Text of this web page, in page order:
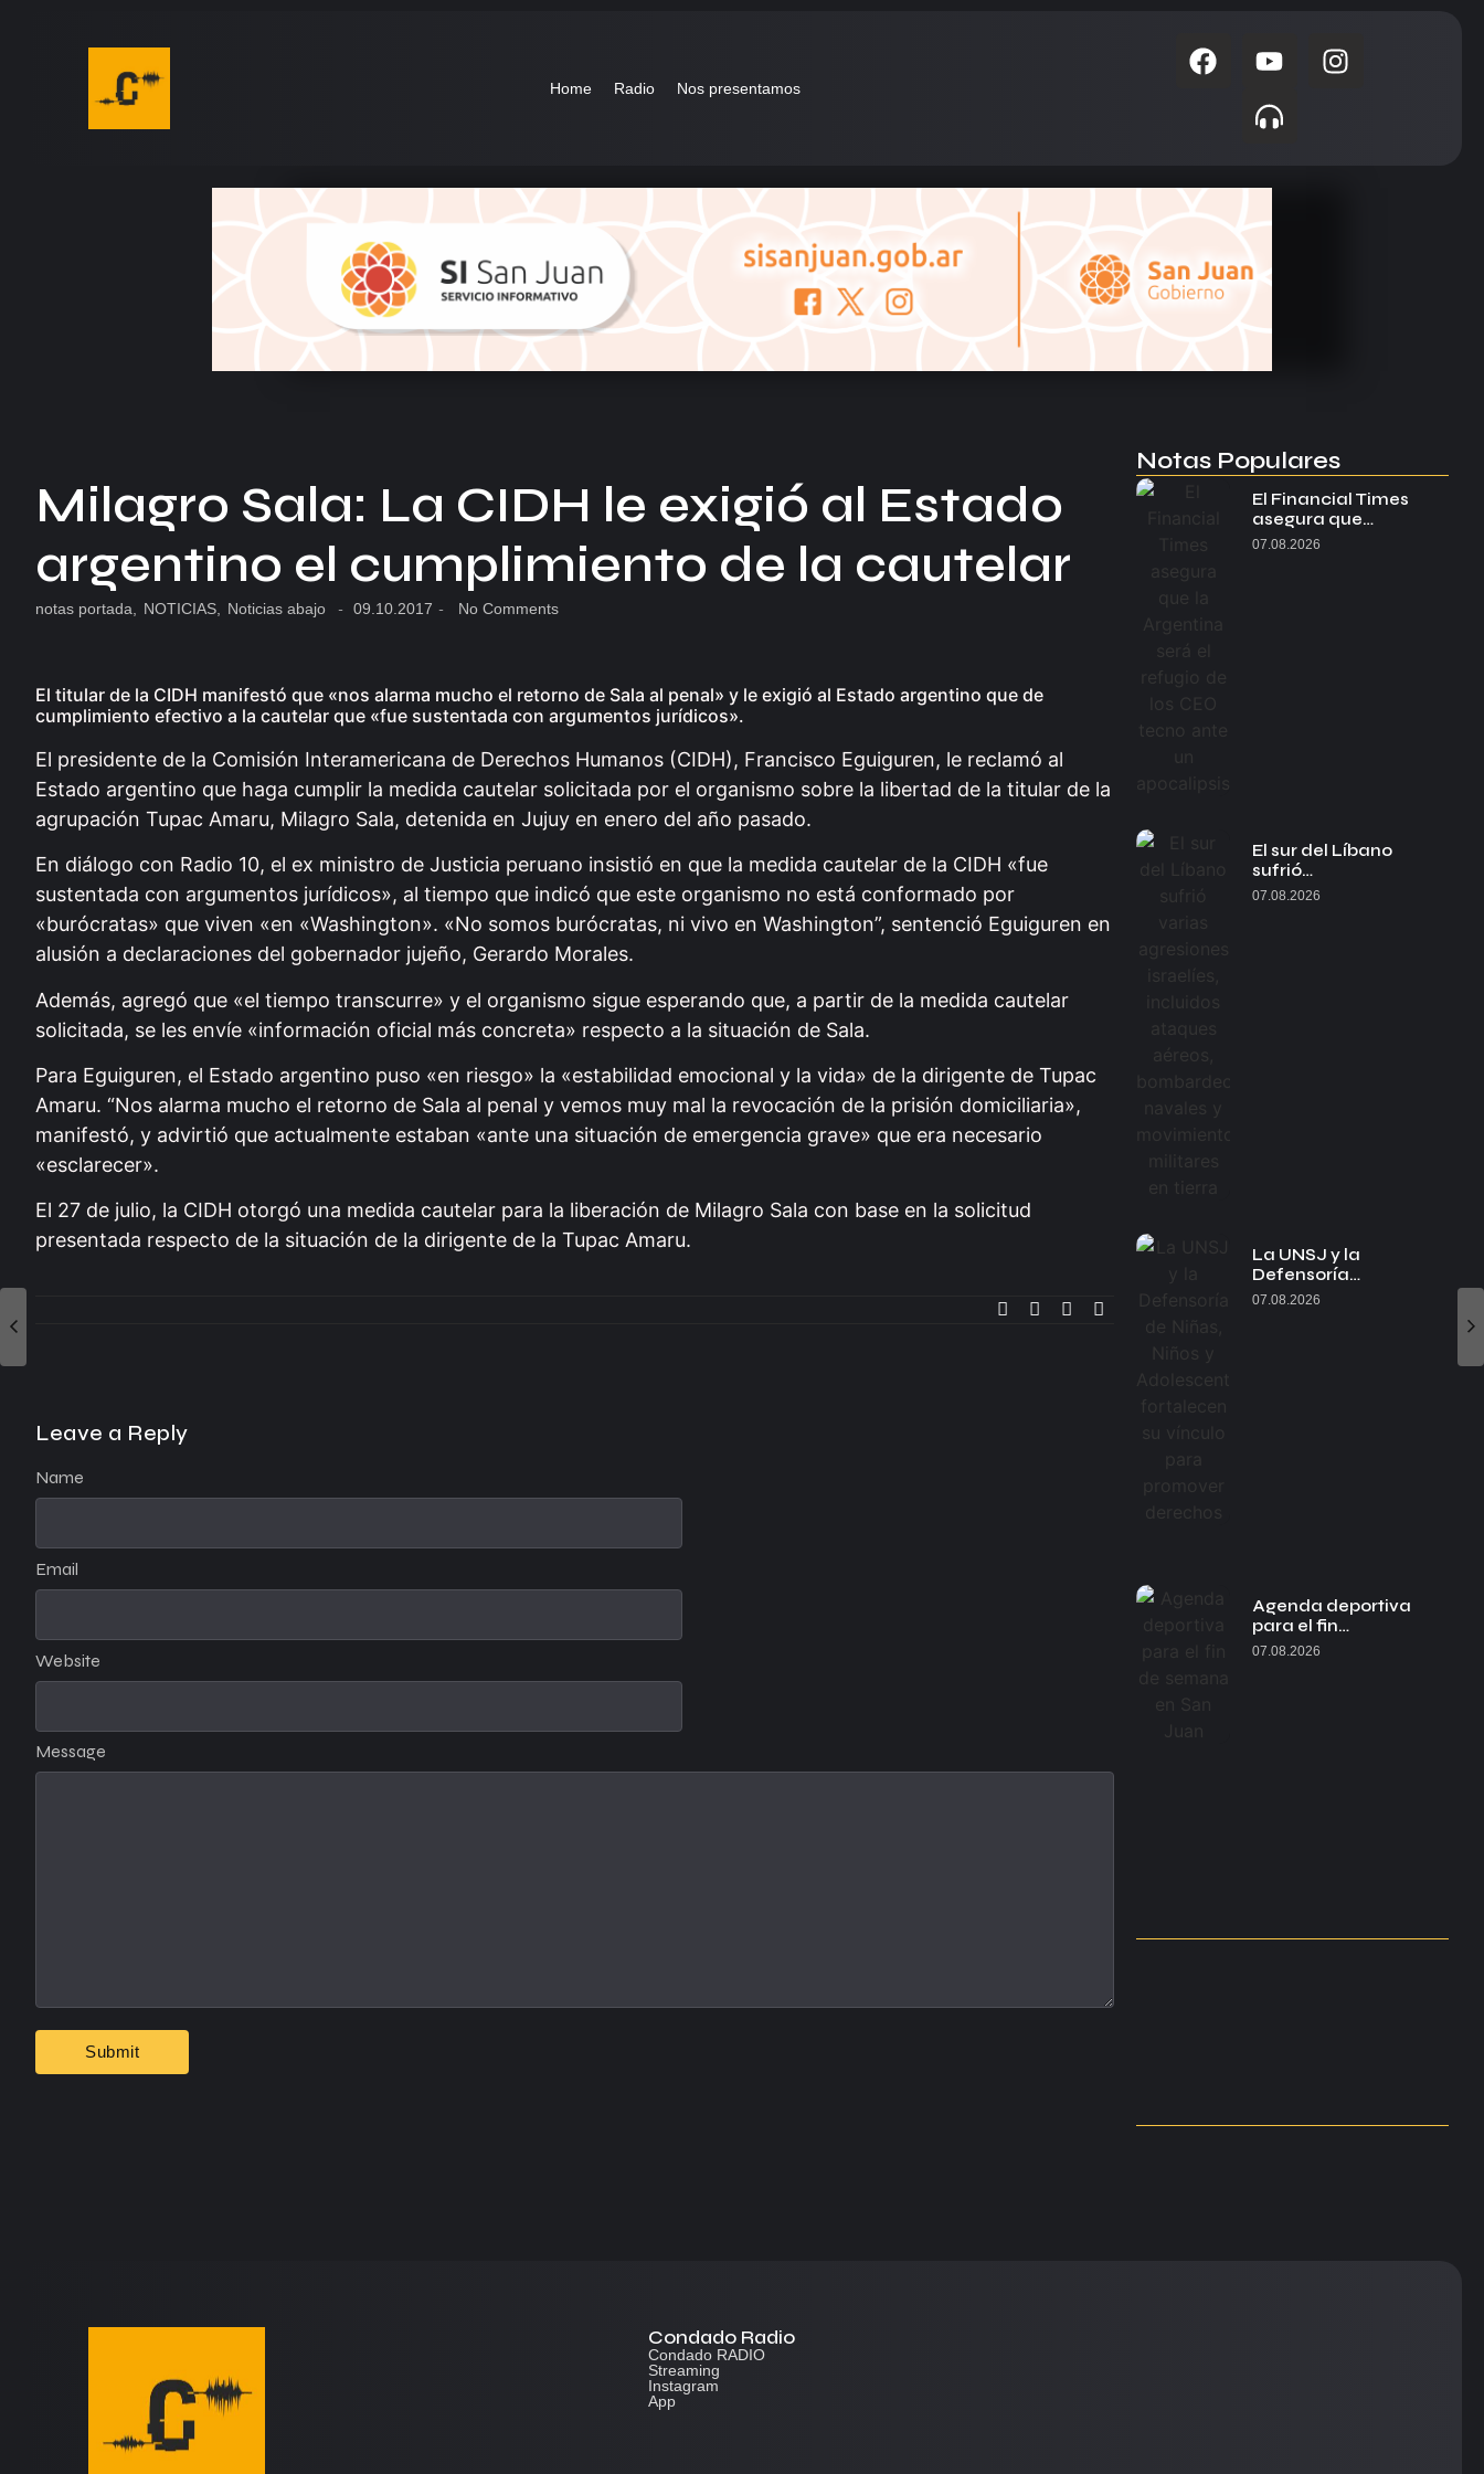
Home Radio Nos presentamos
Milagro Sala: La CIDH le exigió al Estado
argentino el cumplimiento de la cautelar
notas portada NOTICIAS Noticias abajo - 09.10.2017 - No Comments
El titular de la CIDH manifestó que «nos alarma mucho el retorno de Sala al penal» y le exigió al Estado argentino que de
cumplimiento efectivo a la cautelar que «fue sustentada con argumentos jurídicos».
El presidente de la Comisión Interamericana de Derechos Humanos (CIDH), Francisco Eguiguren, le reclamó al
Estado argentino que haga cumplir la medida cautelar solicitada por el organismo sobre la libertad de la titular de la
agrupación Tupac Amaru, Milagro Sala, detenida en Jujuy en enero del año pasado.
En diálogo con Radio 10, el ex ministro de Justicia peruano insistió en que la medida cautelar de la CIDH «fue
sustentada con argumentos jurídicos», al tiempo que indicó que este organismo no está conformado por
«burócratas» que viven «en «Washington». «No somos burócratas, ni vivo en Washington”, sentenció Eguiguren en
alusión a declaraciones del gobernador jujeño, Gerardo Morales.
Además, agregó que «el tiempo transcurre» y el organismo sigue esperando que, a partir de la medida cautelar
solicitada, se les envíe «información oficial más concreta» respecto a la situación de Sala.
Para Eguiguren, el Estado argentino puso «en riesgo» la «estabilidad emocional y la vida» de la dirigente de Tupac
Amaru. “Nos alarma mucho el retorno de Sala al penal y vemos muy mal la revocación de la prisión domiciliaria»,
manifestó, y advirtió que actualmente estaban «ante una situación de emergencia grave» que era necesario
«esclarecer».
El 27 de julio, la CIDH otorgó una medida cautelar para la liberación de Milagro Sala con base en la solicitud
presentada respecto de la situación de la dirigente de la Tupac Amaru.
Leave a Reply
Message
Name
Email
Website
Notas Populares
El Financial Times
asegura que…
07.08.2026
El sur del Líbano
sufrió…
07.08.2026
La UNSJ y la
Defensoría…
07.08.2026
Agenda deportiva
para el fin…
07.08.2026
Condado Radio
Condado RADIO
Streaming
Instagram
App